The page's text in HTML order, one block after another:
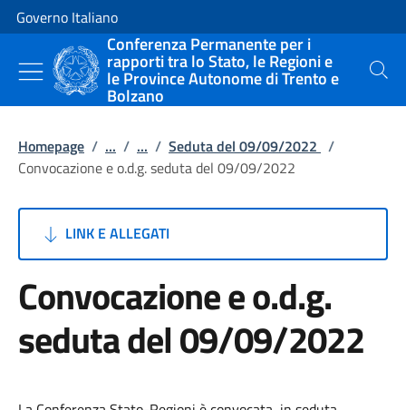
Vai al contenuto
Vai alla navigazione del sito
Governo Italiano
Conferenza Permanente per i
rapporti tra lo Stato, le Regioni e
le Province Autonome di Trento e
Bolzano
Cerca
Homepage / ... / ... / Seduta del 09/09/2022 /
Convocazione e o.d.g. seduta del 09/09/2022
LINK E ALLEGATI
Convocazione e o.d.g.
seduta del 09/09/2022